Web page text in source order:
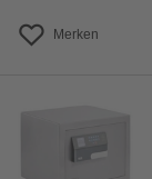
Merken